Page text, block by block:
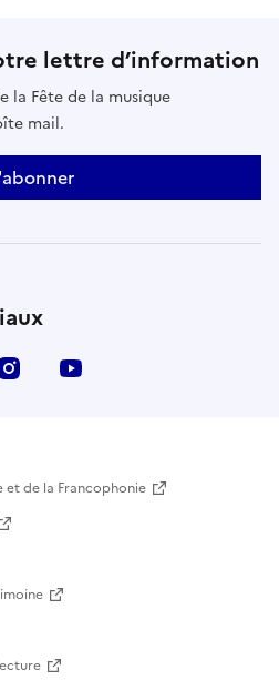
lettre d’information
la Fête de la musique
mail.
Instagram
et de la Francophonie